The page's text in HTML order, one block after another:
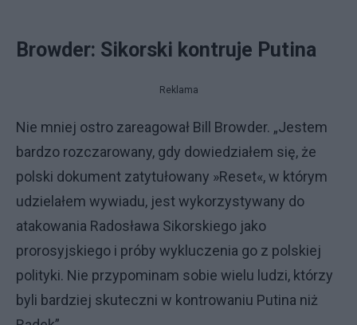
Browder: Sikorski kontruje Putina
Reklama
Nie mniej ostro zareagował Bill Browder. „Jestem
bardzo rozczarowany, gdy dowiedziałem się, że
polski dokument zatytułowany »Reset«, w którym
udzielałem wywiadu, jest wykorzystywany do
atakowania Radosława Sikorskiego jako
prorosyjskiego i próby wykluczenia go z polskiej
polityki. Nie przypominam sobie wielu ludzi, którzy
byli bardziej skuteczni w kontrowaniu Putina niż